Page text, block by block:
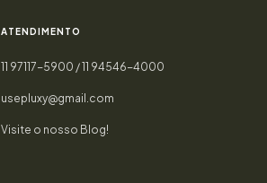
ATENDIMENTO
11 97117-5900 / 11 94546-4000
usepluxy@gmail.com
Visite o nosso Blog!